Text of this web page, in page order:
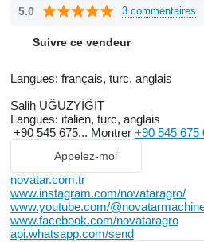
5.0 3 commentaires
Suivre ce vendeur
Langues: français, turc, anglais
Salih UĞUZYİĞİT
Langues: italien, turc, anglais
+90 545 675... Montrer +90 545 675
Appelez-moi
novatar.com.tr
www.instagram.com/novataragro/
www.youtube.com/
www.facebook.com/novataragro
api.whatsapp.com/send